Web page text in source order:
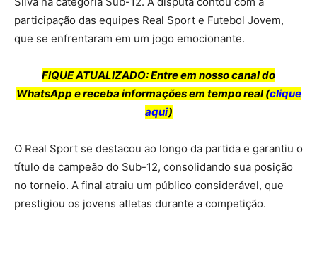
participação das equipes Real Sport e Futebol Jovem,
que se enfrentaram em um jogo emocionante.
FIQUE ATUALIZADO: Entre em nosso canal do
WhatsApp e receba informações em tempo real (clique
aqui)
O Real Sport se destacou ao longo da partida e garantiu o
título de campeão do Sub-12, consolidando sua posição
no torneio. A final atraiu um público considerável, que
prestigiou os jovens atletas durante a competição.